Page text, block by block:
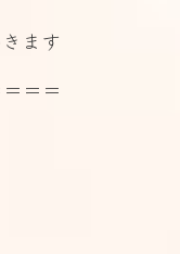
ます
＝＝